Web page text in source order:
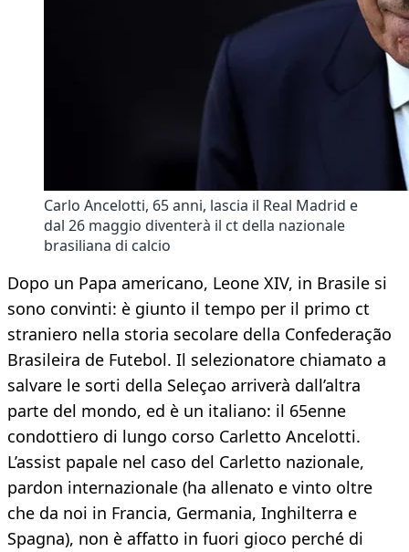
Carlo Ancelotti, 65 anni, lascia il Real Madrid e
dal 26 maggio diventerà il ct della nazionale
brasiliana di calcio
Dopo un Papa americano, Leone XIV, in Brasile si
sono convinti: è giunto il tempo per il primo ct
straniero nella storia secolare della Confederação
Brasileira de Futebol. Il selezionatore chiamato a
salvare le sorti della Seleçao arriverà dall’altra
parte del mondo, ed è un italiano: il 65enne
condottiero di lungo corso Carletto Ancelotti.
L’assist papale nel caso del Carletto nazionale,
pardon internazionale (ha allenato e vinto oltre
che da noi in Francia, Germania, Inghilterra e
Spagna), non è affatto in fuori gioco perché di